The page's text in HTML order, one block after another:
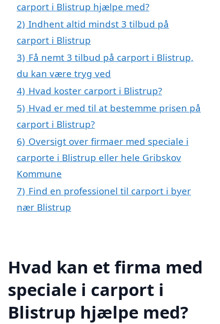
carport i Blistrup hjælpe med?
2) Indhent altid mindst 3 tilbud på
carport i Blistrup
3) Få nemt 3 tilbud på carport i Blistrup,
du kan være tryg ved
4) Hvad koster carport i Blistrup?
5) Hvad er med til at bestemme prisen på
carport i Blistrup?
6) Oversigt over firmaer med speciale i
carporte i Blistrup eller hele Gribskov
Kommune
7) Find en professionel til carport i byer
nær Blistrup
Hvad kan et firma med
speciale i carport i
Blistrup hjælpe med?